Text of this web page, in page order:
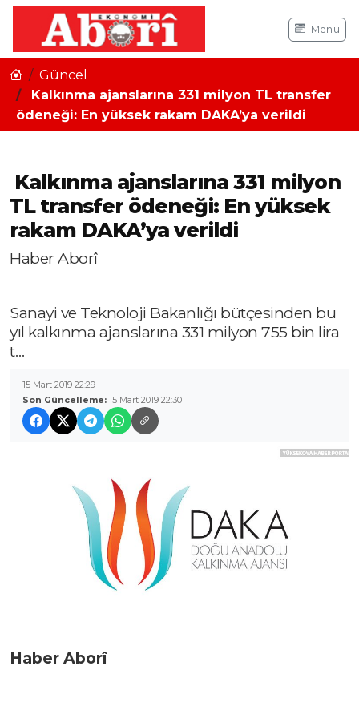
Menü
Güncel
Kalkınma ajanslarına 331 milyon TL transfer
ödeneği: En yüksek rakam DAKA’ya verildi
Kalkınma ajanslarına 331 milyon
TL transfer ödeneği: En yüksek
rakam DAKA’ya verildi
Haber Aborî
Sanayi ve Teknoloji Bakanlığı bütçesinden bu
yıl kalkınma ajanslarına 331 milyon 755 bin lira
t…
15 Mart 2019 22:29
Son Güncelleme: 15 Mart 2019 22:30
Haber Aborî